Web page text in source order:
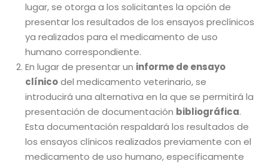
lugar, se otorga a los solicitantes la opción de
presentar los resultados de los ensayos preclínicos
ya realizados para el medicamento de uso
humano correspondiente.
En lugar de presentar un informe de ensayo
clínicodel medicamento veterinario, se
introducirá una alternativa en la que se permitirá la
presentación de documentación bibliográfica.
Esta documentación respaldará los resultados de
los ensayos clínicos realizados previamente con el
medicamento de uso humano, específicamente